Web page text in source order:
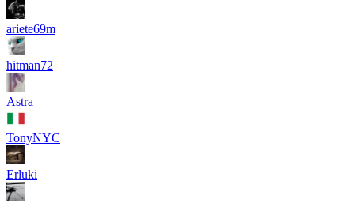
ariete69m
hitman72
Astra_
TonyNYC
Erluki